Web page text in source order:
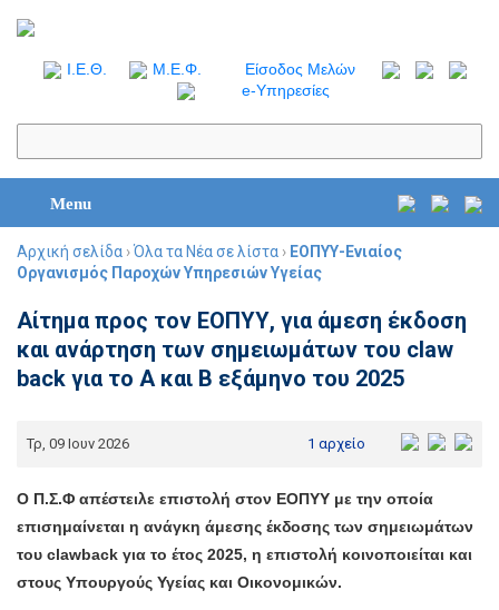
I.Ε.Θ. Μ.Ε.Φ.
Είσοδος Μελών
e-Υπηρεσίες
Menu
Αρχική σελίδα ›Όλα τα Νέα σε λίστα › ΕΟΠΥΥ-Ενιαίος
Οργανισμός Παροχών Υπηρεσιών Υγείας
Αίτημα προς τον ΕΟΠΥΥ, για άμεση έκδοση
και ανάρτηση των σημειωμάτων του claw
back για το Α και Β εξάμηνο του 2025
Τρ, 09 Ιουν 2026 1 αρχείο
Ο Π.Σ.Φ απέστειλε επιστολή στον ΕΟΠΥΥ με την οποία
επισημαίνεται η ανάγκη άμεσης έκδοσης των σημειωμάτων
του clawback για το έτος 2025, η επιστολή κοινοποιείται και
στους Υπουργούς Υγείας και Οικονομικών.